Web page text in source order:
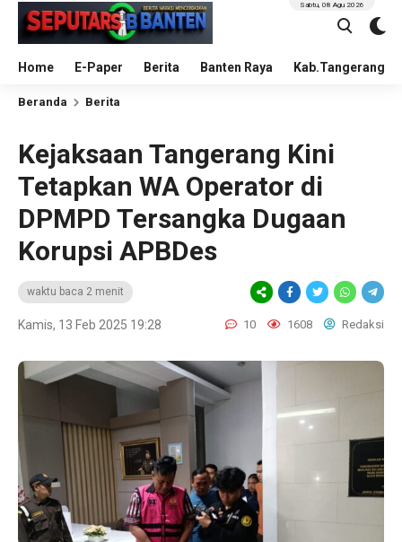
Home E-Paper Berita Banten Raya Kab.Tangerang
Sabtu, 08 Agu 2026
Beranda Berita
Kejaksaan Tangerang Kini
Tetapkan WA Operator di
DPMPD Tersangka Dugaan
Korupsi APBDes
waktu baca 2 menit
Kamis, 13 Feb 2025 19:28 10 1608 Redaksi